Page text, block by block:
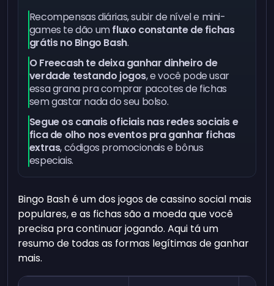
Recompensas diárias, subir de nível e mini-
games te dão umfluxo constante de fichas
grátis no Bingo Bash.
O Freecash te deixa ganhar dinheiro de
verdade testando jogos, e você pode usar
essa grana pra comprar pacotes de fichas
sem gastar nada do seu bolso.
Segue os canais oficiais nas redes sociais e
fica de olho nos eventos pra ganhar fichas
extras, códigos promocionais e bônus
especiais.
Bingo Bash é um dos jogos de cassino social mais
populares, e as fichas são a moeda que você
precisa pra continuar jogando. Aqui tá um
resumo de todas as formas legítimas de ganhar
mais.